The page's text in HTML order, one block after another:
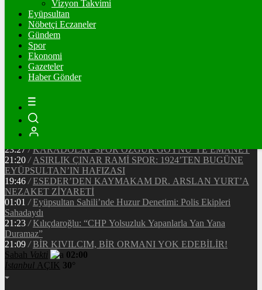
TETHER
Vizyon Takvimi
Eyüpsultan
Nöbetçi Eczaneler
Gündem
Spor
Ekonomi
Gazeteler
Haber Gönder
20:37 / CHP EYÜPSULTAN İLÇE ÖRGÜTÜ ÜYELERİ
/ MHP EYÜPSULTAN TEŞKİLATI’NIN ACI GÜNÜ
13:33
/ BAŞKAN DR. MİTHAT BÜLENT ÖZMEN’DEN
KAMUOYUNA AÇIKLAMA
Makyaj Sanatçısı Uzay Damla Yıldız, Uluslararası
Başarılarıyla Türkiye’yi Temsil Ediyor
23:27 / KARADOLAP SPOR ÖZGÜR GÖYNÜ’YE EMANET
21:20 / ASIRLIK ÇINAR RAMİ SPOR: 1924’TEN BUGÜNE
EYÜPSULTAN’IN HAFIZASI
19:46 / ESEDER’DEN KAYMAKAM DR. ARSLAN YURT’A
NEZAKET ZİYARETİ
01:01 / Eyüpsultan Sahili’nde Huzur Denetimi: Polis Ekipleri
Sahadaydı
21:23 / Kılıçdaroğlu: “CHP Yolsuzluk Yapanlarla Yan Yana
Duramaz”
21:09 / BİR KIVILCIM, BİR ORMANI YOK EDEBİLİR!
Sabah Vakti
02:00
İstanbul AÇIK 30°